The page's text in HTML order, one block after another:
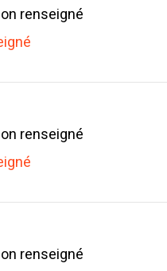
renseigné
renseigné
renseigné